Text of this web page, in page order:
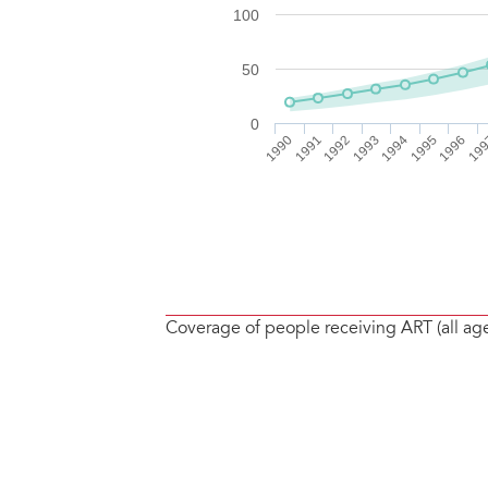
Coverage of people receiving ART (all